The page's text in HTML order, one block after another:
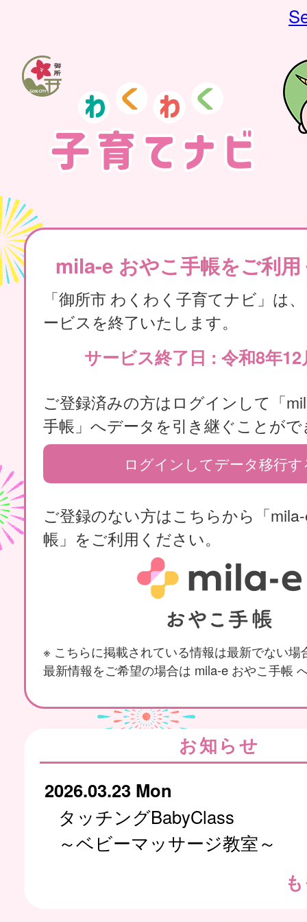
mila-e おやこ手帳をご利
「御所市 わくわく子育てナビ」は
ービスを終了いたします。
サービス終了日 : 令和8年12
ご登録済みの方はログインして「
手帳」へデータを引き継ぐことが
ログインしてデータ移行す
ご登録のない方はこちらから「
帳」をご利用ください。
※ こちらに掲載されている情報は最新でない場
最新情報をご希望の場合は mila-e おやこ手帳
お知らせ
2026.03.23 Mon
タッチングBabyClass
～ベビーマッサージ教室～